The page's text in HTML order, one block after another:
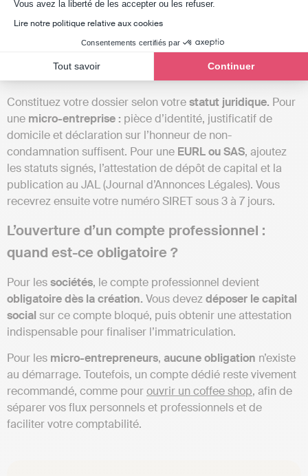
Vous avez la liberté de les accepter ou les refuser.
Lire notre politique relative aux cookies
Consentements certifiés par
Tout savoir Continuer
automatiquementlors de votreimmatriculation
description de votre activité.
Les documents indispensables pour votre
dossier
Constituez votre dossier selon votrestatut juridique. Pour
une micro-entreprise : pièce d’identité, justificatif de
domicile et déclaration sur l’honneur de non-
condamnation suffisent. Pour une EURL ou SAS, ajoutez
les statuts signés, l’attestation de dépôt de capital et la
publication au JAL (Journal d’Annonces Légales). Vous
recevrez ensuite votre numéro SIRET sous 3 à 7 jours.
L’ouverture d’un compte professionnel :
quand est-ce obligatoire ?
Pour lessociétés, le compte professionnel devient
obligatoire dès la création. Vous devezdéposer le capital
social sur ce compte bloqué, puis obtenir une attestation
indispensable pour finaliser l’immatriculation.
Pour les micro-entrepreneurs, aucune obligation n’existe
au démarrage. Toutefois, un compte dédié reste vivement
recommandé, comme pourouvrir un coffee shop, afin de
séparer vos flux personnels et professionnels et de
faciliter votre comptabilité.